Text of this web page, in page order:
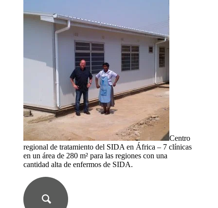
Centro
regional de tratamiento del SIDA en África – 7 clínicas
en un área de 280 m² para las regiones con una
cantidad alta de enfermos de SIDA.